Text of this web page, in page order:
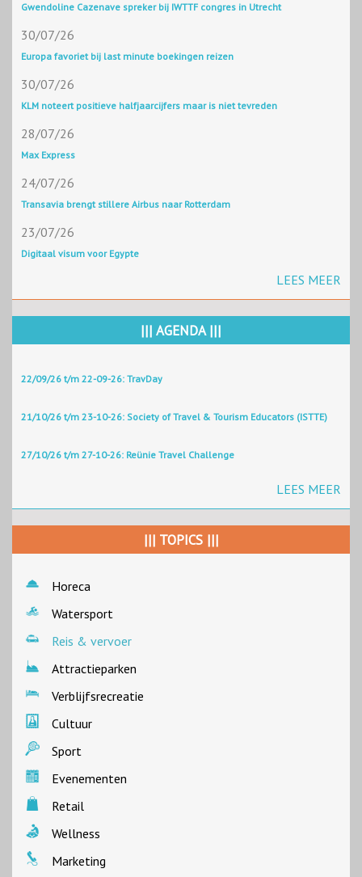
Gwendoline Cazenave spreker bij IWTTF congres in Utrecht
30/07/26
Europa favoriet bij last minute boekingen reizen
30/07/26
KLM noteert positieve halfjaarcijfers maar is niet tevreden
28/07/26
Max Express
24/07/26
Transavia brengt stillere Airbus naar Rotterdam
23/07/26
Digitaal visum voor Egypte
LEES MEER
||| AGENDA |||
22/09/26 t/m 22-09-26: TravDay
21/10/26 t/m 23-10-26: Society of Travel & Tourism Educators (ISTTE)
27/10/26 t/m 27-10-26: Reünie Travel Challenge
LEES MEER
||| TOPICS |||
Horeca
Watersport
Reis & vervoer
Attractieparken
Verblijfsrecreatie
Cultuur
Sport
Evenementen
Retail
Wellness
Marketing